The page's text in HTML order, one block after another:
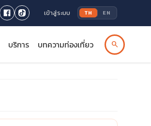
เข้าสู่ระบบ TH EN
บริการ บทความท่องเที่ยว search